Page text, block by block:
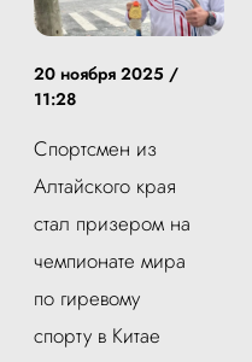
20 ноября 2025 /
11:28
Спортсмен из
Алтайского края
стал призером на
чемпионате мира
по гиревому
спорту в Китае